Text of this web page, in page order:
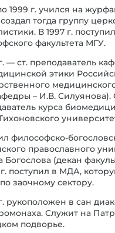
1999 г. учился на
создал тогда группу
В 1997 г.
факультета МГУ.
— ст. преподаватель
этики
– И.В. Силуянова).
курса
философско-
православного
Богослова (декан
поступил в МДА,
заочному сектору.
рукоположен в сан
Служит на
подворье.